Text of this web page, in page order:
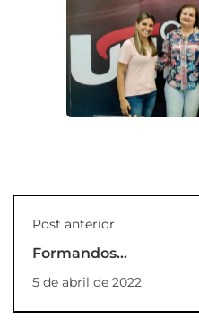
Post anterior
Formandos
concluintes em 2021
5 de abril de 2022